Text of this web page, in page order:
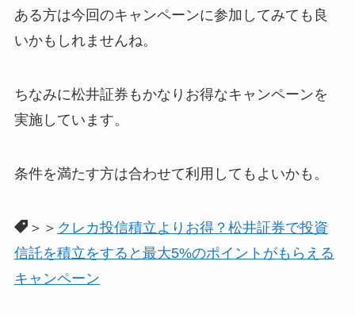
ある方は今回のキャンペーンに参加してみても良
いかもしれませんね。
ちなみに松井証券もかなりお得なキャンペーンを
実施しています。
条件を満たす方は合わせて利用してもよいかも。
＞＞ クレカ投信積立よりお得？松井証券で投資
信託を積立をすると最大5%のポイントがもらえる
キャンペーン